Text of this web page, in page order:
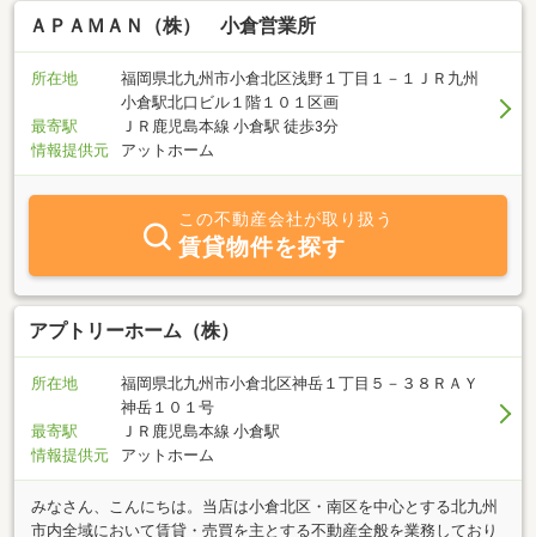
ＡＰＡＭＡＮ（株） 小倉営業所
所在地
福岡県北九州市小倉北区浅野１丁目１－１ＪＲ九州
小倉駅北口ビル１階１０１区画
最寄駅
ＪＲ鹿児島本線 小倉駅 徒歩3分
情報提供元
アットホーム
この不動産会社が取り扱う
賃貸物件を探す
アプトリーホーム（株）
所在地
福岡県北九州市小倉北区神岳１丁目５－３８ＲＡＹ
神岳１０１号
最寄駅
ＪＲ鹿児島本線 小倉駅
情報提供元
アットホーム
みなさん、こんにちは。当店は小倉北区・南区を中心とする北九州
市内全域において賃貸・売買を主とする不動産全般を業務しており